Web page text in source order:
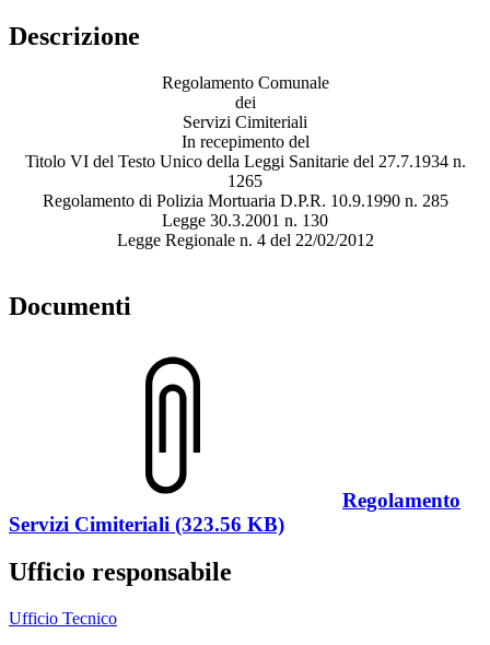
Descrizione
Regolamento Comunale
dei
Servizi Cimiteriali
In recepimento del
Titolo VI del Testo Unico della Leggi Sanitarie del 27.7.1934 n.
1265
Regolamento di Polizia Mortuaria D.P.R. 10.9.1990 n. 285
Legge 30.3.2001 n. 130
Legge Regionale n. 4 del 22/02/2012
Documenti
Regolamento
Servizi Cimiteriali (323.56 KB)
Ufficio responsabile
Ufficio Tecnico